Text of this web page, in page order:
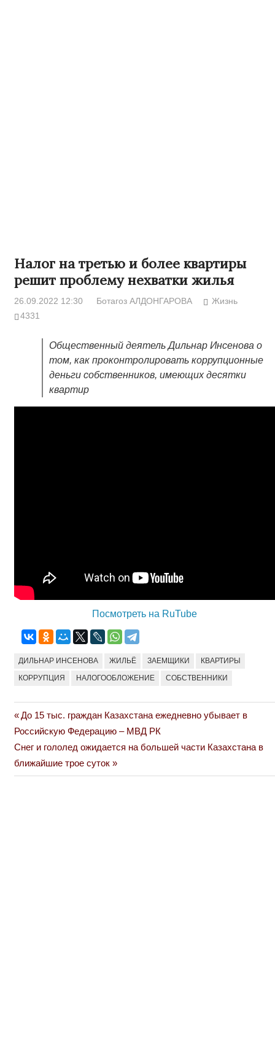
Налог на третью и более квартиры
решит проблему нехватки жилья
26.09.2022 12:30 Ботагоз АЛДОНГАРОВА
Жизнь
4331
Общественный деятель Дильнар Инсенова о
том, как проконтролировать коррупционные
деньги собственников, имеющих десятки
квартир
Посмотреть на RuTube
ДИЛЬНАР ИНСЕНОВА ЖИЛЬЁ ЗАЕМЩИКИ КВАРТИРЫ
КОРРУПЦИЯ НАЛОГООБЛОЖЕНИЕ СОБСТВЕННИКИ
Навигация
по
записям
Previous
Post:
До 15 тыс. граждан Казахстана ежедневно убывает в
Российскую Федерацию – МВД РК
Next
Post:
Снег и гололед ожидается на большей части Казахстана в
ближайшие трое суток